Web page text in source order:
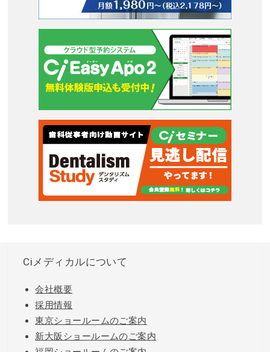
Ciメディカルについて
会社概要
採用情報
東京ショールームのご案内
新大阪ショールームのご案内